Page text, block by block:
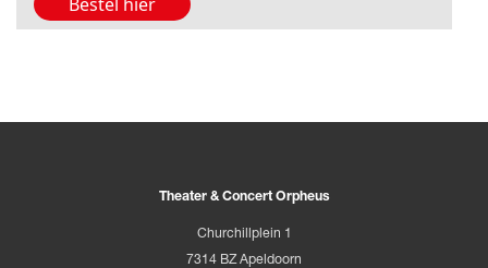
Theater & Concert Orpheus
Churchillplein 1
7314 BZ Apeldoorn